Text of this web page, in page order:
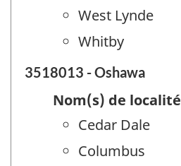
West Lynde
Whitby
3518013 - Oshawa
Nom(s) de localité
Cedar Dale
Columbus